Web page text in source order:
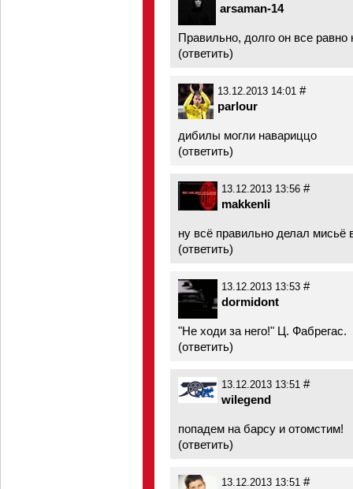
arsaman-14
Правильно, долго он все равно
(ответить)
13.12.2013 14:01 #
parlour
дибилы могли навариццо
(ответить)
13.12.2013 13:56 #
makkenli
ну всё правильно делал мисьё
(ответить)
13.12.2013 13:53 #
dormidont
"Не ходи за него!" Ц. Фабрегас.
(ответить)
13.12.2013 13:51 #
wilegend
попадем на барсу и отомстим!
(ответить)
13.12.2013 13:51 #